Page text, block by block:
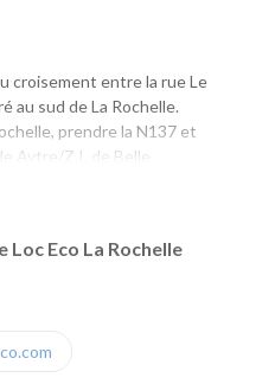
croisement entre la rue Le
au sud de La Rochelle.
prendre la N137 et
Aytre/Z.I. de Belle
Loc Eco La Rochelle